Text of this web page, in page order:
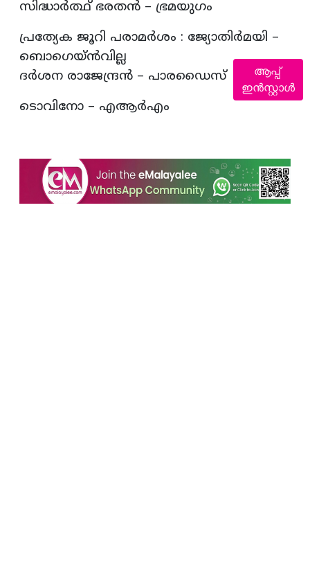
സിദ്ധാര്‍ത്ഥ് ഭരതന്‍ – ഭ്രമയുഗം
പ്രത്യേക ജൂറി പരാമര്‍ശം : ജ്യോതിര്‍മയി –
ബൊഗെയ്ന്‍വില്ല
ദര്‍ശന രാജേന്ദ്രന്‍ – പാരഡൈസ്
ടൊവിനോ – എആര്‍എം
ആപ്പ്
ഇൻസ്റ്റാൾ